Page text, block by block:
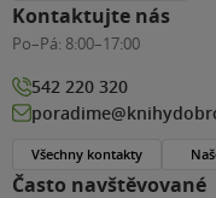
Často navštěvované
Kontaktujte nás
Po–Pá: 8:00–17:00
542 220 320
Všechny kontakty